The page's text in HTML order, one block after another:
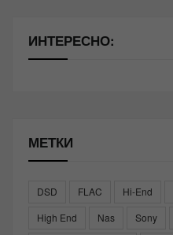
ИНТЕРЕСНО:
МЕТКИ
DSD FLAC Hi-End
High End
Nas Sony